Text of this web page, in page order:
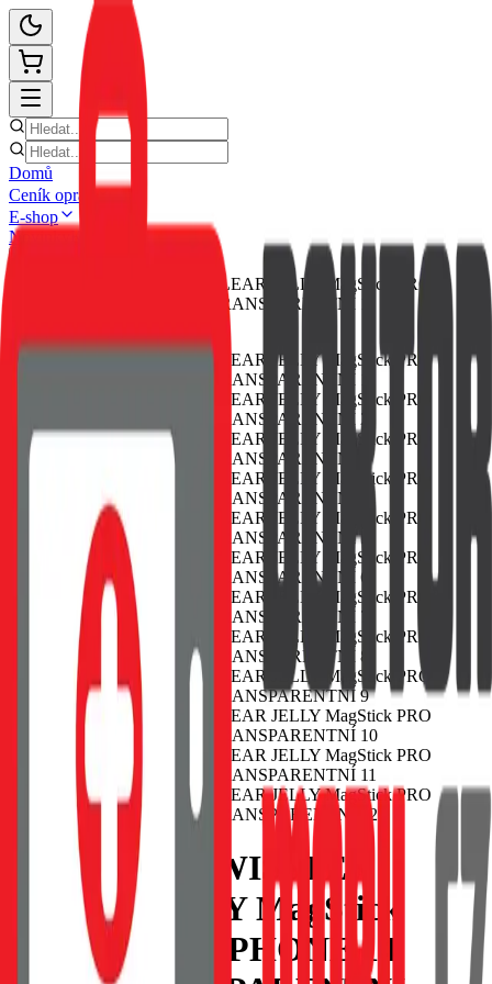
Domů
Ceník oprav
E-shop
Novinky
POUZDRO SWISSTEN
CLEAR JELLY MagStick
PRO APPLE IPHONE 14